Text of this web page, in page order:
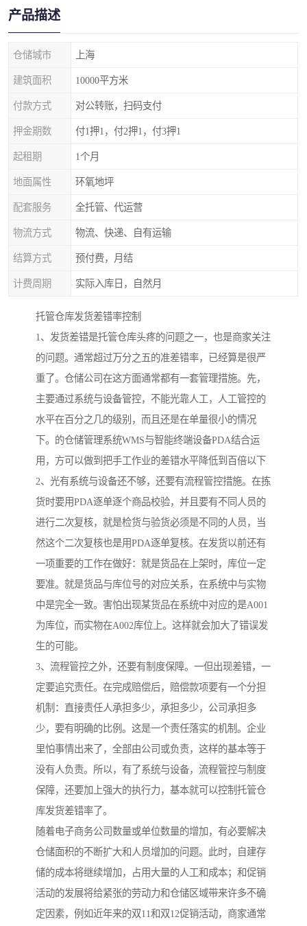
产品描述
仓储城市 上海
建筑面积 10000平方米
付款方式 对公转账，扫码支付
押金期数 付1押1，付2押1，付3押1
起租期 1个月
地面属性 环氧地坪
配套服务 全托管、代运营
物流方式 物流、快递、自有运输
结算方式 预付费，月结
计费周期 实际入库日，自然月
托管仓库发货差错率控制
1、发货差错是托管仓库头疼的问题之一，也是商家关注
的问题。通常超过万分之五的准差错率，已经算是很严
重了。仓储公司在这方面通常都有一套管理措施。先，
主要通过系统与设备管控，不能光靠人工，人工管控的
水平在百分之几的级别，而且还是在单量很小的情况
下。的仓储管理系统WMS与智能终端设备PDA结合运
用，方可以做到把手工作业的差错水平降低到百倍以下
2、光有系统与设备还不够，还要有流程管控措施。在拣
货时要用PDA逐单逐个商品校验，并且要有不同人员的
进行二次复核，就是检货与验货必须是不同的人员，当
然这个二次复核也是用PDA逐单复核。在发货以前还有
一项重要的工作在做好：就是货品在上架时，库位一定
要准。就是货品与库位号的对应关系，在系统中与实物
中是完全一致。害怕出现某货品在系统中对应的是A001
为库位，而实物在A002库位上。这样就会加大了错误发
生的可能。
3、流程管控之外，还要有制度保障。一但出现差错，一
定要追究责任。在完成赔偿后，赔偿款项要有一个分担
机制：直接责任人承担多少，承担多少，公司承担多
少，要有明确的比例。这是一个责任落实的机制。企业
里怕事情出来了，全部由公司或负责，这样的基本等于
没有人负责。所以，有了系统与设备，流程管控与制度
保障，还要加上强大的执行力，基本就可以控制托管仓
库发货差错率了。
随着电子商务公司数量或单位数量的增加，有必要解决
仓储面积的不断扩大和人员增加的问题。此时，自建存
储的成本将继续增加，占用大量的人工和成本；和促销
活动的发展将给紧张的劳动力和仓储区域带来许多不确
定因素，例如近年来的双11和双12促销活动，商家通常